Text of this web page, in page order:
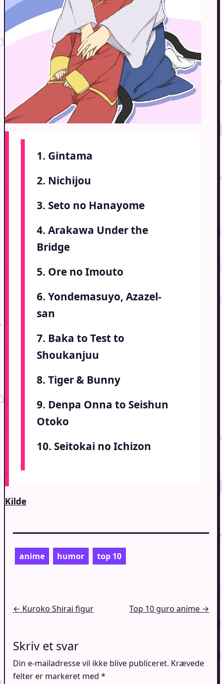
1. Gintama
2. Nichijou
3. Seto no Hanayome
4. Arakawa Under the
Bridge
5. Ore no Imouto
6. Yondemasuyo, Azazel-
san
7. Baka to Test to
Shoukanjuu
8. Tiger & Bunny
9. Denpa Onna to Seishun
Otoko
10. Seitokai no Ichizon
Kilde
anime humor top 10
Indlægsnavigation
← Kuroko Shirai figur Top 10 guro anime →
Skriv et svar
Din e-mailadresse vil ikke blive publiceret. Krævede
felter er markeret med *